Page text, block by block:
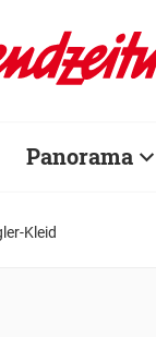
Panorama
Kleid